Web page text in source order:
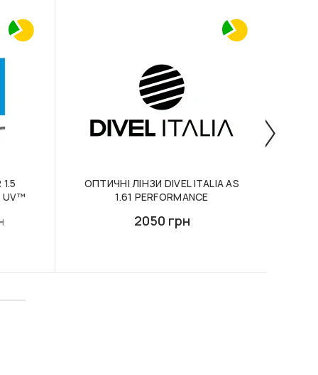
UV™
ОПТИЧНІ ЛІНЗИ DIVEL ITALIA AS
1.61 PERFORMANCE
2050 грн